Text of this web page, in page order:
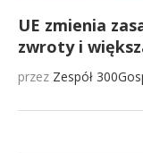
UE zmienia
zwroty i
przez Zespół